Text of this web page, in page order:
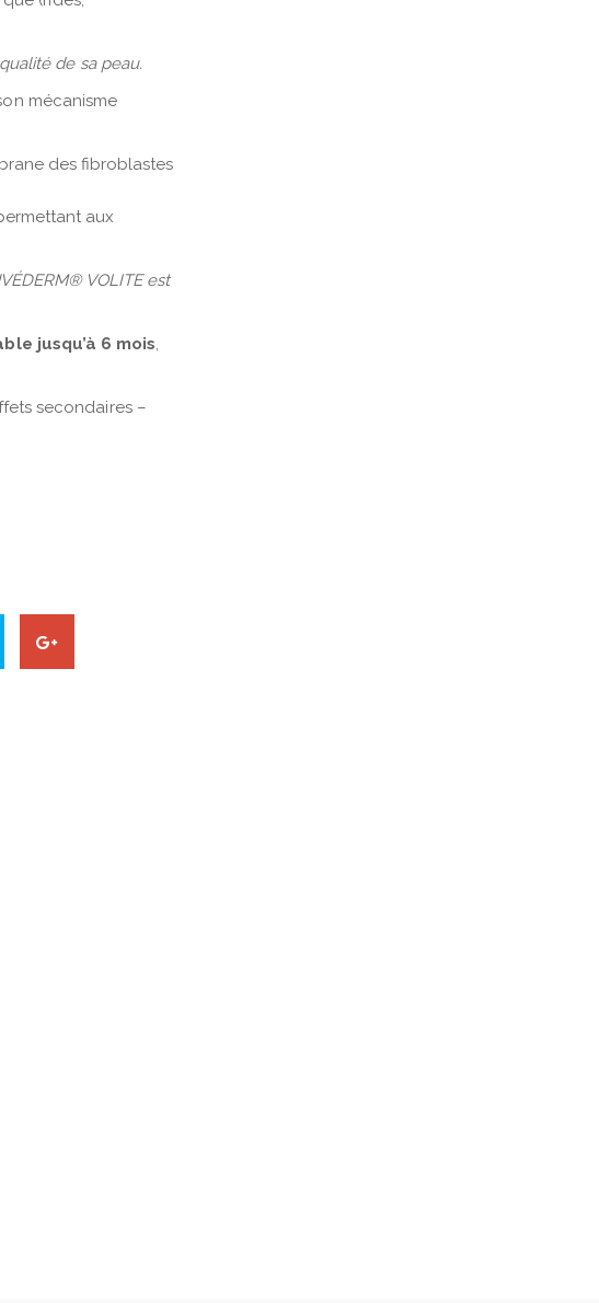
de sa peau.
mécanisme
des fibroblastes
aux
VOLITE est
jusqu’à 6 mois,
secondaires –